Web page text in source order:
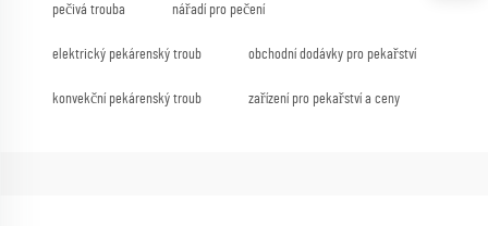
pečivá trouba nářadí pro pečení
elektrický pekárenský troub obchodní dodávky pro pekařství
konvekční pekárenský troub zařízení pro pekařství a ceny